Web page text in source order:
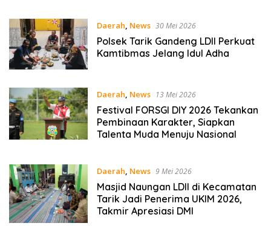
Daerah, News 30 Mei 2026
Polsek Tarik Gandeng LDII Perkuat
Kamtibmas Jelang Idul Adha
Daerah, News 13 Mei 2026
Festival FORSGI DIY 2026 Tekankan
Pembinaan Karakter, Siapkan
Talenta Muda Menuju Nasional
Daerah, News 9 Mei 2026
Masjid Naungan LDII di Kecamatan
Tarik Jadi Penerima UKIM 2026,
Takmir Apresiasi DMI